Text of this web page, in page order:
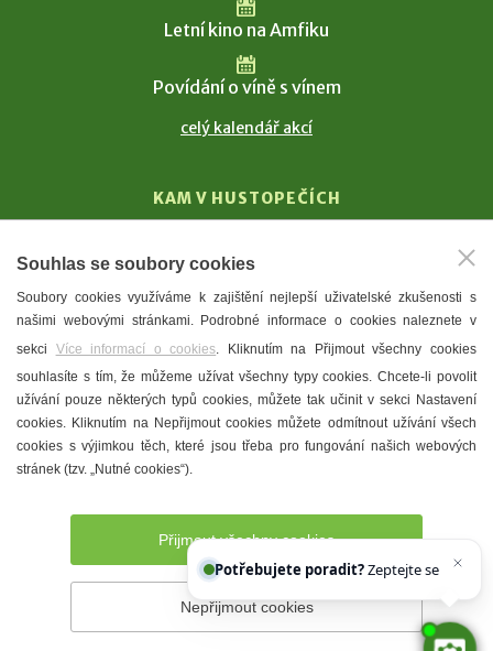
Letní kino na Amfiku
Povídání o víně s vínem
celý kalendář akcí
KAM V HUSTOPEČÍCH
T. G. Masaryk
Mandloně
Ubytování
Restaurace
Městské muzeum a galerie
Denní meníčka
Prohlášení o přístupnosti Správce webu
Souhlas se soubory cookies
Soubory cookies využíváme k zajištění nejlepší uživatelské zkušenosti s
našimi webovými stránkami. Podrobné informace o cookies naleznete v
sekci Více informací o cookies. Kliknutím na Přijmout všechny cookies
souhlasíte s tím, že můžeme užívat všechny typy cookies. Chcete-li povolit
užívání pouze některých typů cookies, můžete tak učinit v sekci Nastavení
cookies. Kliknutím na Nepřijmout cookies můžete odmítnout užívání všech
cookies s výjimkou těch, které jsou třeba pro fungování našich webových
stránek (tzv. „Nutné cookies“).
Přijmout všechny cookies
Nepřijmout cookies
Potřebujete poradit?Zeptejte se našeho as